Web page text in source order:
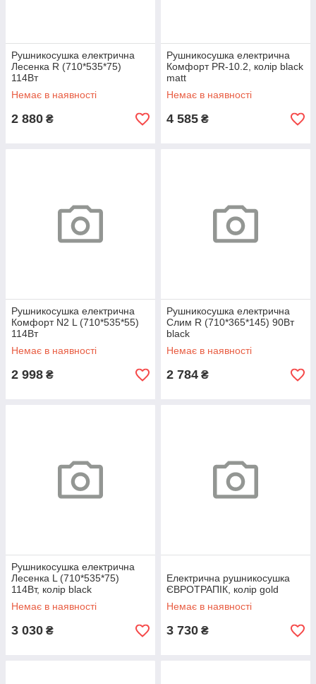
Рушникосушка електрична
Лесенка R (710*535*75)
114Вт
Немає в наявності
2 880 ₴
Рушникосушка електрична
Комфорт РR-10.2, колір black
matt
Немає в наявності
4 585 ₴
Рушникосушка електрична
Комфорт N2 L (710*535*55)
114Вт
Немає в наявності
2 998 ₴
Рушникосушка електрична
Слим R (710*365*145) 90Вт
black
Немає в наявності
2 784 ₴
Рушникосушка електрична
Лесенка L (710*535*75)
114Вт, колір black
Немає в наявності
3 030 ₴
Електрична рушникосушка
ЄВРОТРАПІК, колір gold
Немає в наявності
3 730 ₴